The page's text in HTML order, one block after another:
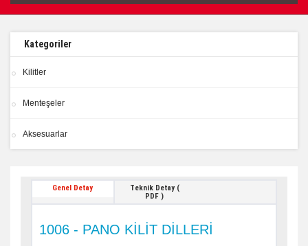
Kategoriler
Kilitler
Menteşeler
Aksesuarlar
Genel Detay
Teknik Detay (
PDF )
1006 - PANO KİLİT DİLLERİ